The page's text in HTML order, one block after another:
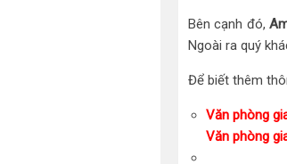
Bên cạnh đó,
Ngoài ra quý
Để biết thêm
Văn phòng
Văn phòng